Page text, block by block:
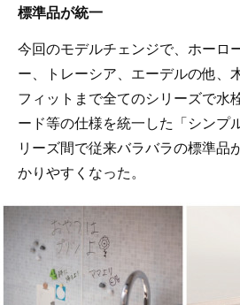
標準品が統一
今回のモデルチェンジで、ホーロ
ー、トレーシア、エーデルの他、
フィットまで全てのシリーズで水
ード等の仕様を統一した「シンプ
リーズ間で従来バラバラの標準品
かりやすくなった。